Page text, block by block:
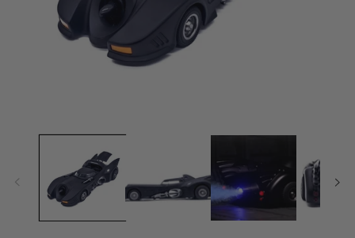
mídia
modal